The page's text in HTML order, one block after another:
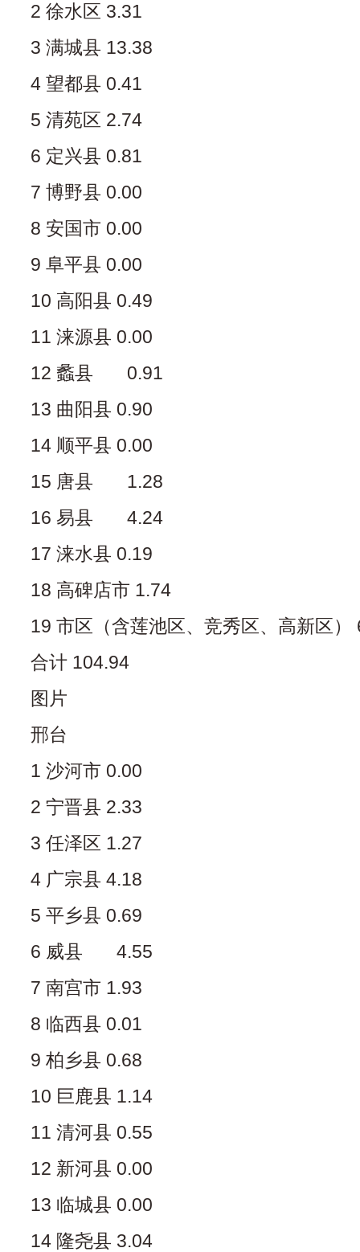
2 徐水区 3.31
3 满城县 13.38
4 望都县 0.41
5 清苑区 2.74
6 定兴县 0.81
7 博野县 0.00
8 安国市 0.00
9 阜平县 0.00
10 高阳县 0.49
11 涞源县 0.00
12 蠡县 0.91
13 曲阳县 0.90
14 顺平县 0.00
15 唐县 1.28
16 易县 4.24
17 涞水县 0.19
18 高碑店市 1.74
19 市区（含莲池区、竞秀区、高新区）
合计 104.94
图片
邢台
1 沙河市 0.00
2 宁晋县 2.33
3 任泽区 1.27
4 广宗县 4.18
5 平乡县 0.69
6 威县 4.55
7 南宫市 1.93
8 临西县 0.01
9 柏乡县 0.68
10 巨鹿县 1.14
11 清河县 0.55
12 新河县 0.00
13 临城县 0.00
14 隆尧县 3.04